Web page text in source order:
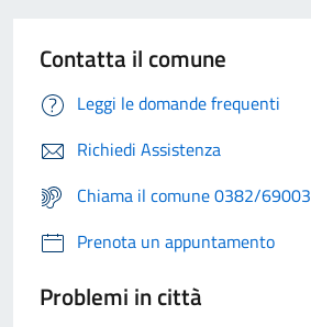
Contatta il comune
Leggi le domande frequenti
Richiedi Assistenza
Chiama il comune 0382/69003
Prenota un appuntamento
Problemi in città